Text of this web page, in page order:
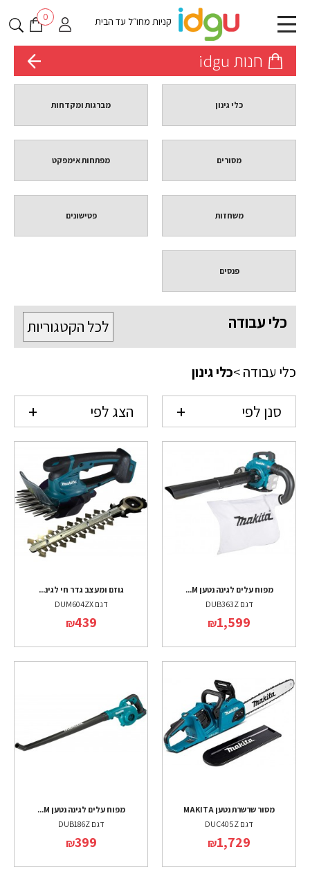
קניות מחו״ל עד הבית 0
חנות idgu
כלי גינון מברגות ומקדחות
מסורים מפתחות אימפקט
משחזות פטישונים
פנסים
לכל הקטגוריות כלי עבודה
כלי עבודה>כלי גינון
סנן לפי הצג לפי
מפוח עלים לגינה נטען M...
דגם DUB363Z
₪1,599
גוזם ומעצב גדר חי לגינ...
דגם DUM604ZX
₪439
מסור שרשרת נטען MAKITA
דגם DUC405Z
₪1,729
מפוח עלים לגינה נטען M...
דגם DUB186Z
₪399